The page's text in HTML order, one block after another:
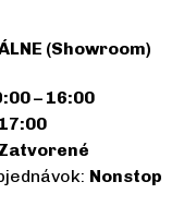
(Showroom)
– 16:00
Nonstop